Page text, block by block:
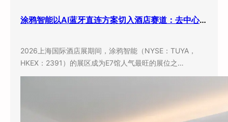
涂鸦智能以AI蓝牙直连方案切入酒店赛道：去中心化架构破解智能化改造三大痛点
2026上海国际酒店展期间，涂鸦智能（NYSE：TUYA，
HKEX：2391）的展区成为E7馆人气最旺的展位之…